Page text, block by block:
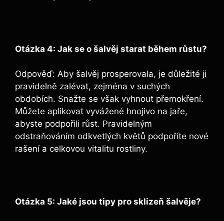
Otázka 4: Jak se o šalvěj starat během růstu?
Odpověď: Aby šalvěj prosperovala, je důležité ji
pravidelně zalévat, zejména v suchých
obdobích. Snažte se však vyhnout přemokření.
Můžete aplikovat vyvážené hnojivo na jaře,
abyste podpořili růst. Pravidelným
odstraňováním odkvetlých květů podpoříte nové
rašení a celkovou vitalitu rostliny.
Otázka 5: Jaké jsou tipy pro sklizeň šalvěje?